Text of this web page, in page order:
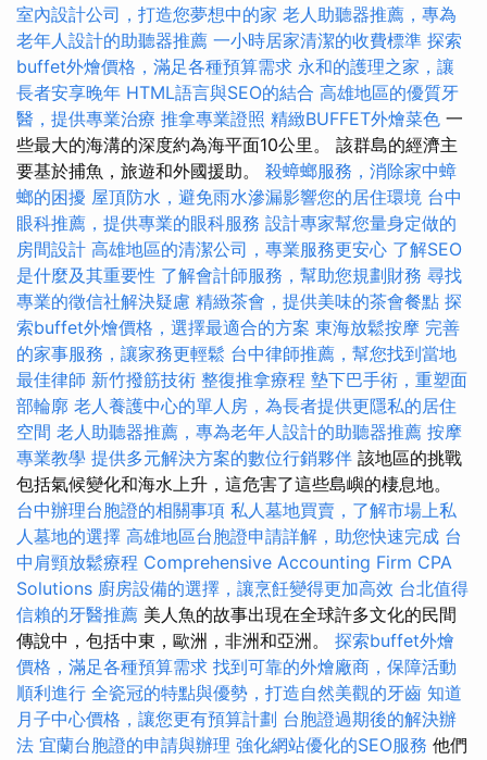
室內設計公司，打造您夢想中的家 老人助聽器推薦，專為
老年人設計的助聽器推薦 一小時居家清潔的收費標準 探索
buffet外燴價格，滿足各種預算需求 永和的護理之家，讓
長者安享晚年 HTML語言與SEO的結合 高雄地區的優質牙
醫，提供專業治療 推拿專業證照 精緻BUFFET外燴菜色 一
些最大的海溝的深度約為海平面10公里。 該群島的經濟主
要基於捕魚，旅遊和外國援助。 殺蟑螂服務，消除家中蟑
螂的困擾 屋頂防水，避免雨水滲漏影響您的居住環境 台中
眼科推薦，提供專業的眼科服務 設計專家幫您量身定做的
房間設計 高雄地區的清潔公司，專業服務更安心 了解SEO
是什麼及其重要性 了解會計師服務，幫助您規劃財務 尋找
專業的徵信社解決疑慮 精緻茶會，提供美味的茶會餐點 探
索buffet外燴價格，選擇最適合的方案 東海放鬆按摩 完善
的家事服務，讓家務更輕鬆 台中律師推薦，幫您找到當地
最佳律師 新竹撥筋技術 整復推拿療程 墊下巴手術，重塑面
部輪廓 老人養護中心的單人房，為長者提供更隱私的居住
空間 老人助聽器推薦，專為老年人設計的助聽器推薦 按摩
專業教學 提供多元解決方案的數位行銷夥伴 該地區的挑戰
包括氣候變化和海水上升，這危害了這些島嶼的棲息地。
台中辦理台胞證的相關事項 私人墓地買賣，了解市場上私
人墓地的選擇 高雄地區台胞證申請詳解，助您快速完成 台
中肩頸放鬆療程 Comprehensive Accounting Firm CPA
Solutions 廚房設備的選擇，讓烹飪變得更加高效 台北值得
信賴的牙醫推薦 美人魚的故事出現在全球許多文化的民間
傳說中，包括中東，歐洲，非洲和亞洲。 探索buffet外燴
價格，滿足各種預算需求 找到可靠的外燴廠商，保障活動
順利進行 全瓷冠的特點與優勢，打造自然美觀的牙齒 知道
月子中心價格，讓您更有預算計劃 台胞證過期後的解決辦
法 宜蘭台胞證的申請與辦理 強化網站優化的SEO服務 他們